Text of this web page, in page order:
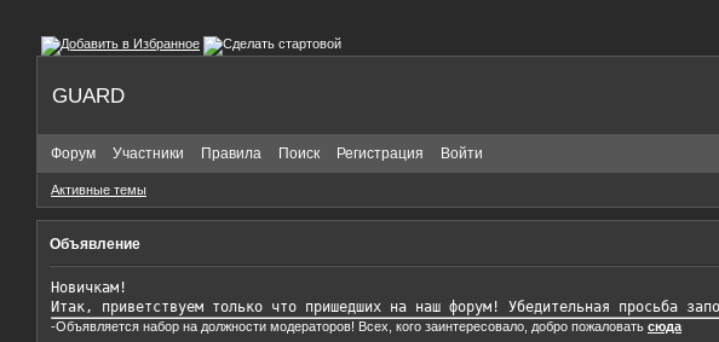
GUARD
Форум Участники Правила Поиск Регистрация Войти
Активные темы
Объявление
Новичкам!
Итак, приветствуем только что пришедших на наш форум! Убедительная просьба
-Объявляется набор на должности модераторов! Всех, кого заинтересовало, добро пожаловать сюда